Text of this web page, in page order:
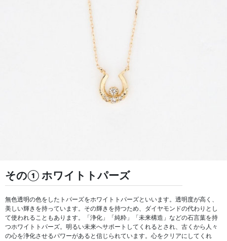
その① ホワイトトパーズ
無色透明の色をしたトパーズをホワイトトパーズといいます。透明度が高く、
美しい輝きを持っています。その輝きを持つため、ダイヤモンドの代わりとし
て使われることもあります。「浄化」「純粋」「未来構造」などの石言葉を持
つホワイトトパーズ。明るい未来へサポートしてくれるとされ、古くから人々
の心を浄化させるパワーがあると信じられています。心をクリアにしてくれ